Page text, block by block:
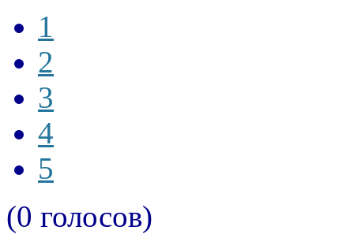
1
2
3
4
5
(0 голосов)